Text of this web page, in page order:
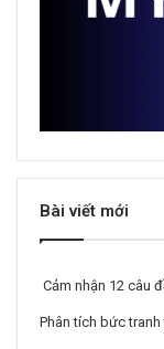
Bài viết mới
Cảm nhận 12 câu
Phân tích bức